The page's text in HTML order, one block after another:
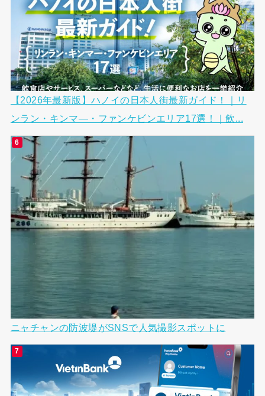
【2026年最新版】ハノイの日本人街最新ガイド！｜リ
ンラン・キンマ―・ファンケビンエリア17選！｜飲...
ニャチャンの防波堤がSNSで人気撮影スポットに